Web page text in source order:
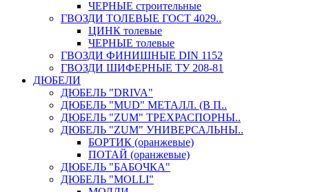
ЧЕРНЫЕ строительные
ГВОЗДИ ТОЛЕВЫЕ ГОСТ 4029..
ЦИНК толевые
ЧЕРНЫЕ толевые
ГВОЗДИ ФИНИШНЫЕ DIN 1152
ГВОЗДИ ШИФЕРНЫЕ ТУ 208-81
ДЮБЕЛИ
ДЮБЕЛЬ "DRIVA"
ДЮБЕЛЬ "MUD" МЕТАЛЛ. (В П..
ДЮБЕЛЬ "ZUM" ТРЕХРАСПОРНЫ..
ДЮБЕЛЬ "ZUM" УНИВЕРСАЛЬНЫ..
БОРТИК (оранжевые)
ПОТАЙ (оранжевые)
ДЮБЕЛЬ "БАБОЧКА"
ДЮБЕЛЬ "МOLLI"